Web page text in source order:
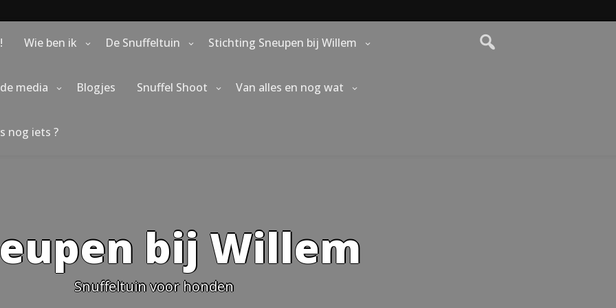
Wie ben ik De Snuffeltuin Stichting Sneupen bij Willem
media Blogjes Snuffel Shoot Van alles en nog wat
nog iets ?
bij Willem
Snuffeltuin voor honden